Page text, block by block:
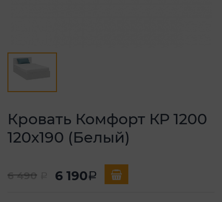
Кровать Комфорт КР 1200
120х190 (Белый)
6 490 6 190a